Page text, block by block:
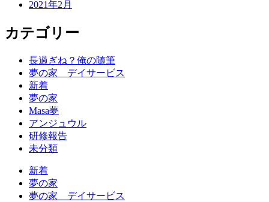
2021年2月
カテゴリー
長過ぎね？俺の随筆
夢の家 デイサービス
新着
夢の家
Masa夢
アンジュウル
研修報告
未分類
新着
夢の家
夢の家 デイサービス